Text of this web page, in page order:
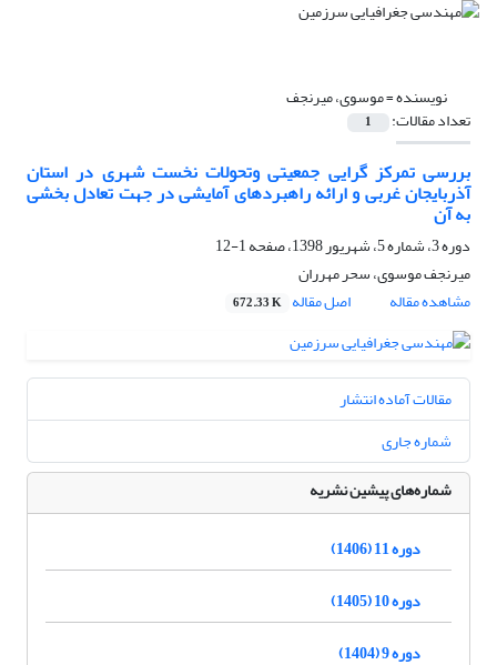
نویسنده =موسوی، میرنجف
تعداد مقالات: 1
بررسی تمرکز گرایی جمعیتی وتحولات نخست شهری در استان
آذربایجان غربی و ارائه راهبردهای آمایشی در جهت تعادل بخشی
به آن
دوره 3، شماره 5، شهریور 1398، صفحه
1-12
میرنجف موسوی، سحر مهرران
مشاهده مقاله
اصل مقاله 672.33 K
مقالات آماده انتشار
شماره جاری
شماره‌های پیشین نشریه
دوره 11 (1406)
دوره 10 (1405)
دوره 9 (1404)